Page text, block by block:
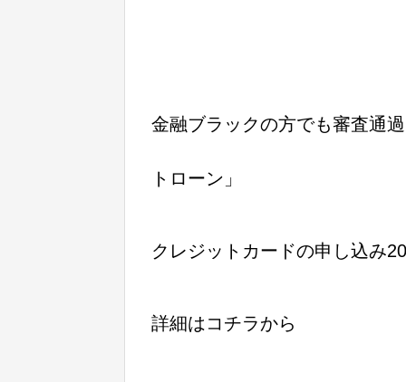
金融ブラックの方でも審査通
トローン」
クレジットカードの申し込み
詳細はコチラから